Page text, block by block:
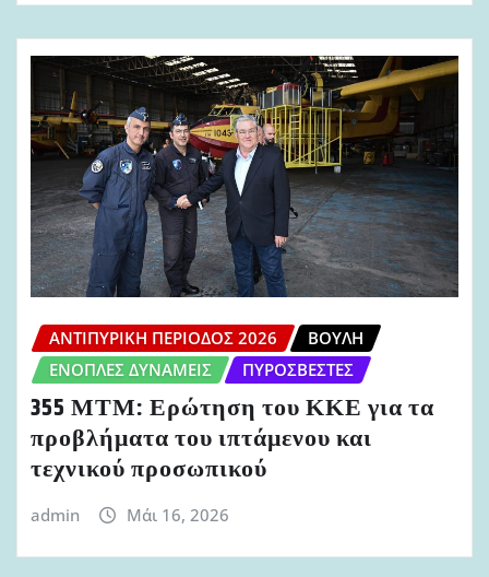
ΑΝΤΙΠΥΡΙΚΉ ΠΕΡΊΟΔΟΣ 2026
ΒΟΥΛΉ
ΈΝΟΠΛΕΣ ΔΥΝΆΜΕΙΣ
ΠΥΡΟΣΒΈΣΤΕΣ
355 ΜΤΜ: Ερώτηση του ΚΚΕ για τα
προβλήματα του ιπτάμενου και
τεχνικού προσωπικού
admin Μάι 16, 2026